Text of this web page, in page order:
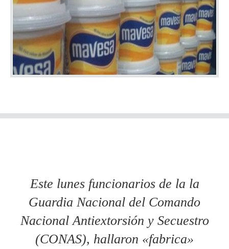
Este lunes funcionarios de la la
Guardia Nacional del Comando
Nacional Antiextorsión y Secuestro
(CONAS), hallaron «fabrica»